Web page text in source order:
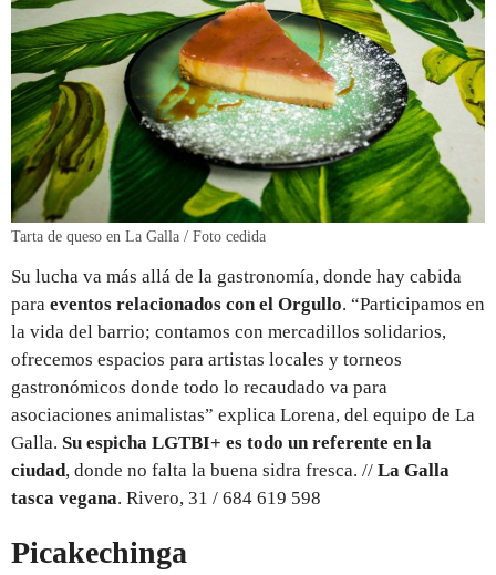
Tarta de queso en La Galla / Foto cedida
Su lucha va más allá de la gastronomía, donde hay cabida
para eventos relacionados con el Orgullo. “Participamos en
la vida del barrio; contamos con mercadillos solidarios,
ofrecemos espacios para artistas locales y torneos
gastronómicos donde todo lo recaudado va para
asociaciones animalistas” explica Lorena, del equipo de La
Galla. Su espicha LGTBI+ es todo un referente en la
ciudad, donde no falta la buena sidra fresca. // La Galla
tasca vegana. Rivero, 31 / 684 619 598
Picakechinga